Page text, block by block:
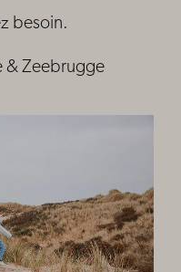
besoin.
& Zeebrugge